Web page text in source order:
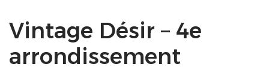
Vintage Désir – 4e
arrondissement